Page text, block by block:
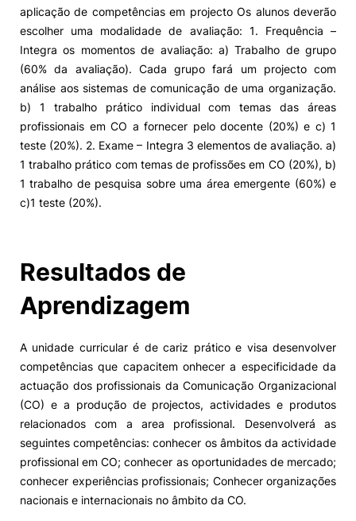
aplicação de competências em projecto Os alunos deverão
escolher uma modalidade de avaliação: 1. Frequência –
Integra os momentos de avaliação: a) Trabalho de grupo
(60% da avaliação). Cada grupo fará um projecto com
análise aos sistemas de comunicação de uma organização.
b) 1 trabalho prático individual com temas das áreas
profissionais em CO a fornecer pelo docente (20%) e c) 1
teste (20%). 2. Exame – Integra 3 elementos de avaliação. a)
1 trabalho prático com temas de profissões em CO (20%), b)
1 trabalho de pesquisa sobre uma área emergente (60%) e
c)1 teste (20%).
Resultados de
Aprendizagem
A unidade curricular é de cariz prático e visa desenvolver
competências que capacitem onhecer a especificidade da
actuação dos profissionais da Comunicação Organizacional
(CO) e a produção de projectos, actividades e produtos
relacionados com a area profissional. Desenvolverá as
seguintes competências: conhecer os âmbitos da actividade
profissional em CO; conhecer as oportunidades de mercado;
conhecer experiências profissionais; Conhecer organizações
nacionais e internacionais no âmbito da CO.